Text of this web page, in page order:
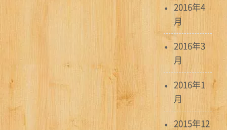
2016年4
月
2016年3
月
2016年1
月
2015年12